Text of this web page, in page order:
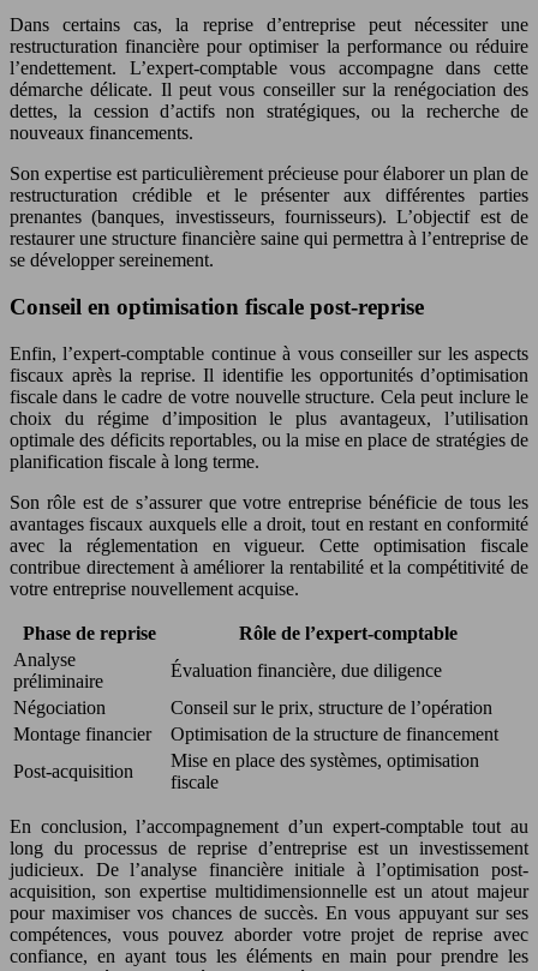
Dans certains cas, la reprise d’entreprise peut nécessiter une
restructuration financière pour optimiser la performance ou réduire
l’endettement. L’expert-comptable vous accompagne dans cette
démarche délicate. Il peut vous conseiller sur la renégociation des
dettes, la cession d’actifs non stratégiques, ou la recherche de
nouveaux financements.
Son expertise est particulièrement précieuse pour élaborer un plan de
restructuration crédible et le présenter aux différentes parties
prenantes (banques, investisseurs, fournisseurs). L’objectif est de
restaurer une structure financière saine qui permettra à l’entreprise de
se développer sereinement.
Conseil en optimisation fiscale post-reprise
Enfin, l’expert-comptable continue à vous conseiller sur les aspects
fiscaux après la reprise. Il identifie les opportunités d’optimisation
fiscale dans le cadre de votre nouvelle structure. Cela peut inclure le
choix du régime d’imposition le plus avantageux, l’utilisation
optimale des déficits reportables, ou la mise en place de stratégies de
planification fiscale à long terme.
Son rôle est de s’assurer que votre entreprise bénéficie de tous les
avantages fiscaux auxquels elle a droit, tout en restant en conformité
avec la réglementation en vigueur. Cette optimisation fiscale
contribue directement à améliorer la rentabilité et la compétitivité de
votre entreprise nouvellement acquise.
Phase de reprise
Rôle de l’expert-comptable
Analyse
préliminaire
Évaluation financière, due diligence
Négociation
Conseil sur le prix, structure de l’opération
Montage financier
Optimisation de la structure de financement
Post-acquisition
Mise en place des systèmes, optimisation
fiscale
En conclusion, l’accompagnement d’un expert-comptable tout au
long du processus de reprise d’entreprise est un investissement
judicieux. De l’analyse financière initiale à l’optimisation post-
acquisition, son expertise multidimensionnelle est un atout majeur
pour maximiser vos chances de succès. En vous appuyant sur ses
compétences, vous pouvez aborder votre projet de reprise avec
confiance, en ayant tous les éléments en main pour prendre les